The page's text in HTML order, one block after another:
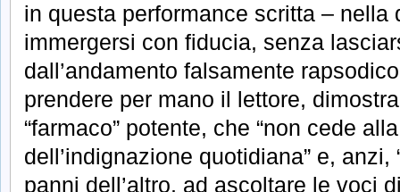
in questa performance scritta – nella
immergersi con fiducia, senza
dall’andamento falsamente
prendere per mano il lettore,
“farmaco” potente, che “non cede
dell’indignazione quotidiana” e,
panni dell’altro, ad ascoltare le voci